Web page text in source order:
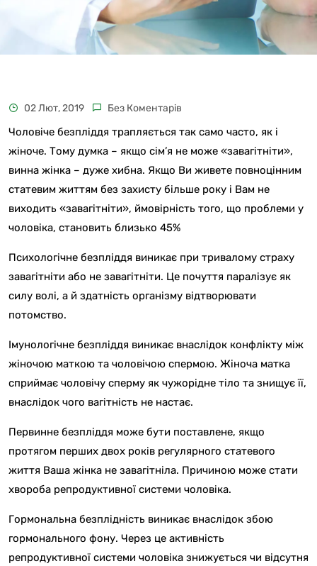
02 Лют, 2019 Без Коментарів
Чоловіче безпліддя трапляється так само часто, як і
жіноче. Тому думка – якщо сім’я не може «завагітніти»,
винна жінка – дуже хибна. Якщо Ви живете повноцінним
статевим життям без захисту більше року і Вам не
виходить «завагітніти», ймовірність того, що проблеми у
чоловіка, становить близько 45%
Психологічне безпліддя виникає при тривалому страху
завагітніти або не завагітніти. Це почуття паралізує як
силу волі, а й здатність організму відтворювати
потомство.
Імунологічне безпліддя виникає внаслідок конфлікту між
жіночою маткою та чоловічою спермою. Жіноча матка
сприймає чоловічу сперму як чужорідне тіло та знищує її,
внаслідок чого вагітність не настає.
Первинне безпліддя може бути поставлене, якщо
протягом перших двох років регулярного статевого
життя Ваша жінка не завагітніла. Причиною може стати
хвороба репродуктивної системи чоловіка.
Гормональна безплідність виникає внаслідок збою
гормонального фону. Через це активність
репродуктивної системи чоловіка знижується чи відсутня